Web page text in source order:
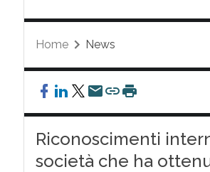
Home News
Riconoscimenti
società che ha